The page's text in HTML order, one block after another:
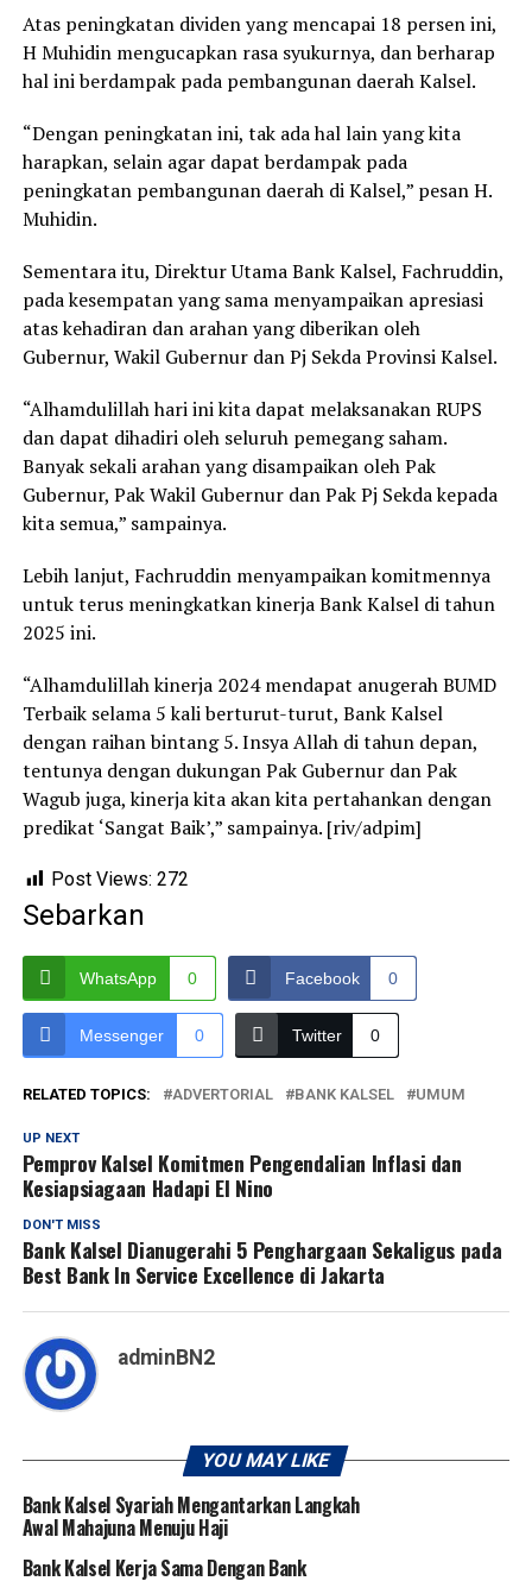
Atas peningkatan dividen yang mencapai 18 persen ini,
H Muhidin mengucapkan rasa syukurnya, dan berharap
hal ini berdampak pada pembangunan daerah Kalsel.
“Dengan peningkatan ini, tak ada hal lain yang kita
harapkan, selain agar dapat berdampak pada
peningkatan pembangunan daerah di Kalsel,” pesan H.
Muhidin.
Sementara itu, Direktur Utama Bank Kalsel, Fachruddin,
pada kesempatan yang sama menyampaikan apresiasi
atas kehadiran dan arahan yang diberikan oleh
Gubernur, Wakil Gubernur dan Pj Sekda Provinsi Kalsel.
“Alhamdulillah hari ini kita dapat melaksanakan RUPS
dan dapat dihadiri oleh seluruh pemegang saham.
Banyak sekali arahan yang disampaikan oleh Pak
Gubernur, Pak Wakil Gubernur dan Pak Pj Sekda kepada
kita semua,” sampainya.
Lebih lanjut, Fachruddin menyampaikan komitmennya
untuk terus meningkatkan kinerja Bank Kalsel di tahun
2025 ini.
“Alhamdulillah kinerja 2024 mendapat anugerah BUMD
Terbaik selama 5 kali berturut-turut, Bank Kalsel
dengan raihan bintang 5. Insya Allah di tahun depan,
tentunya dengan dukungan Pak Gubernur dan Pak
Wagub juga, kinerja kita akan kita pertahankan dengan
predikat ‘Sangat Baik’,” sampainya. [riv/adpim]
Post Views: 272
Sebarkan
WhatsApp 0 Facebook 0
Messenger 0 Twitter 0
RELATED TOPICS: ADVERTORIAL BANK KALSEL UMUM
UP NEXT
Pemprov Kalsel Komitmen Pengendalian Inflasi dan
Kesiapsiagaan Hadapi El Nino
DON'T MISS
Bank Kalsel Dianugerahi 5 Penghargaan Sekaligus pada
Best Bank In Service Excellence di Jakarta
adminBN2
YOU MAY LIKE
Bank Kalsel Syariah Mengantarkan Langkah
Awal Mahajuna Menuju Haji
Bank Kalsel Kerja Sama Dengan Bank